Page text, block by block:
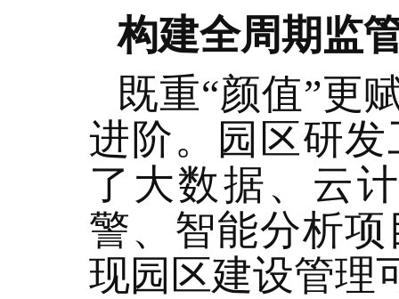
构建全周期监
既重“颜值”更
进阶。园区研
了大数据、云
警、智能分析
现园区建设管理